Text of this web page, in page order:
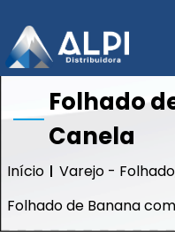
Folhado
Canela
Início
Varejo -
Folhado de Banana